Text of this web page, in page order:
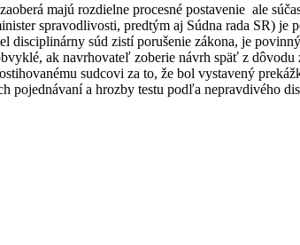
majú rozdielne procesné postavenie ale
spravodlivosti, predtým aj Súdna rada SR)
súd zistí porušenie zákona, je
ak navrhovateľ zoberie návrh späť z
sudcovi za to, že bol vystavený
a hrozby testu podľa nepravdivého